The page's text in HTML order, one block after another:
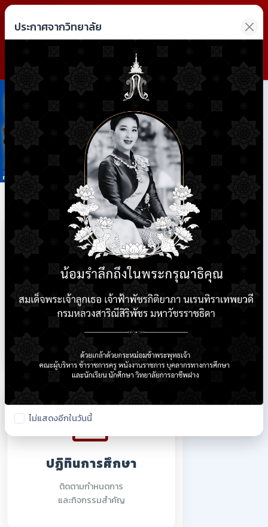
วิทยาลัยการอาชีพฝาง
Fang Industrial and Community Education College
Next
ใบรายชื่อนักเรียน
ตรวจสอบรายชื่อนักศึกษา
ปีการศึกษา 2569
ปฏิทินการศึกษา
ติดตามกำหนดการ
และกิจกรรมสำคัญ
ประกาศจากวิทยาลัย
ไม่แสดงอีกในวันนี้